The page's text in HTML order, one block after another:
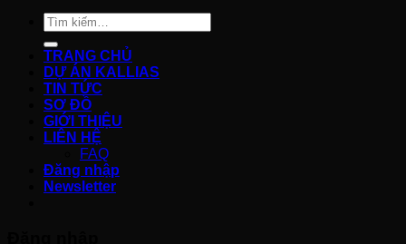
Tìm
kiếm:
TRANG CHỦ
DỰ ÁN KALLIAS
TIN TỨC
SƠ ĐỒ
GIỚI THIỆU
LIÊN HỆ
FAQ
Đăng nhập
Newsletter